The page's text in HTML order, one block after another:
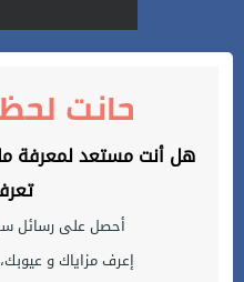
حانت
هل أنت مستعد لمعرفة
أحصل على رسائل
إعرف مزاياك و